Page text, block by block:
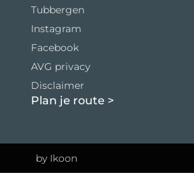
Tubbergen
Instagram
Facebook
AVG privacy
Disclaimer
Plan je route >
by Ikoon